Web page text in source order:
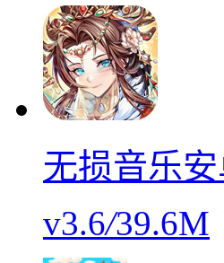
无损音乐
v3.6/39.6M